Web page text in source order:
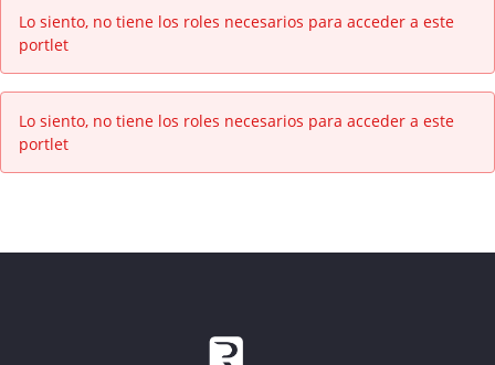
Lo siento, no tiene los roles necesarios para acceder a este
portlet
Lo siento, no tiene los roles necesarios para acceder a este
portlet